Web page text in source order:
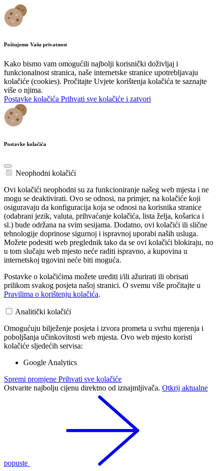
Poštujemo Vašu privatnost
Kako bismo vam omogućili najbolji korisnički doživljaj i
funkcionalnost stranica, naše internetske stranice upotrebljavaju
kolačiće (cookies). Pročitajte Uvjete korištenja kolačića te saznajte
više o njima.
Postavke kolačića Prihvati sve kolačiće i zatvori
Postavke kolačića
Neophodni kolačići
Ovi kolačići neophodni su za funkcioniranje našeg web mjesta i ne
mogu se deaktivirati. Ovo se odnosi, na primjer, na kolačiće koji
osiguravaju da konfiguracija koja se odnosi na korisnika stranice
(odabrani jezik, valuta, prihvaćanje kolačića, lista želja, košarica i
sl.) bude održana na svim sesijama. Dodatno, ovi kolačići ili slične
tehnologije doprinose sigurnoj i ispravnoj uporabi naših usluga.
Možete podesiti web preglednik tako da se ovi kolačići blokiraju, no
u tom slučaju web mjesto neće raditi ispravno, a kupovina u
internetskoj trgovini neće biti moguća.
Postavke o kolačićima možete urediti i/ili ažurirati ili obrisati
prilikom svakog posjeta našoj stranici. O svemu više pročitajte u
Pravilima o korištenju kolačića.
Analitički kolačići
Omogućuju bilježenje posjeta i izvora prometa u svrhu mjerenja i
poboljšanja učinkovitosti web mjesta. Ovo web mjesto koristi
kolačiće sljedećih servisa:
Google Analytics
Spremi promjene Prihvati sve kolačiće
Ostvarite najbolju cijenu direktno od iznajmljivača. Otkrij aktualne
popuste